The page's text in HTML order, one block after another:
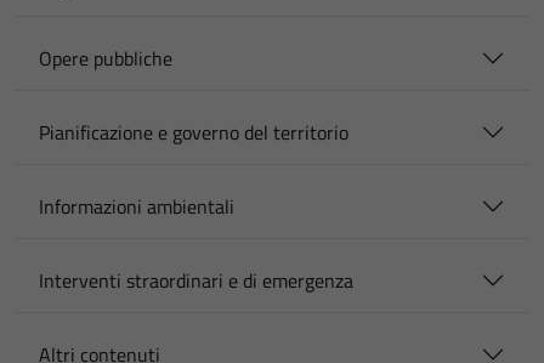
Opere pubbliche
Pianificazione e governo del territorio
Informazioni ambientali
Interventi straordinari e di emergenza
Altri contenuti